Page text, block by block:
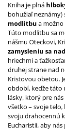
Kniha je plná
bohužiaľ neznámy)
modlitbu a
Túto modlitbu sa
nášmu Oteckovi,
zamysleniu sa
hriechmi a
druhej strane nad
Kristovou obetou.
období, keďže táto
lásky, ktorý pre
všetko – svoje
svoju drahocennú
Eucharistii, aby